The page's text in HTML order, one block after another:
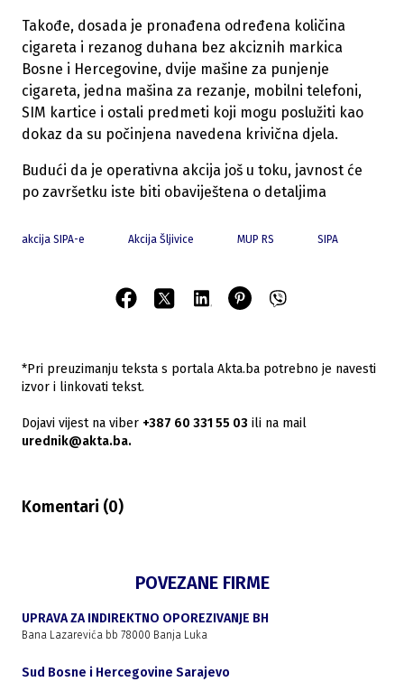
Takođe, dosada je pronađena određena količina
cigareta i rezanog duhana bez akciznih markica
Bosne i Hercegovine, dvije mašine za punjenje
cigareta, jedna mašina za rezanje, mobilni telefoni,
SIM kartice i ostali predmeti koji mogu poslužiti kao
dokaz da su počinjena navedena krivična djela.
Budući da je operativna akcija još u toku, javnost će
po završetku iste biti obaviještena o detaljima
akcija SIPA-e Akcija Šljivice MUP RS SIPA
*Pri preuzimanju teksta s portala Akta.ba potrebno je navesti
izvor i linkovati tekst.
Dojavi vijest na viber +387 60 331 55 03 ili na mail
urednik@akta.ba.
Komentari (0)
POVEZANE FIRME
UPRAVA ZA INDIREKTNO OPOREZIVANJE BH
Bana Lazarevića bb 78000 Banja Luka
Sud Bosne i Hercegovine Sarajevo